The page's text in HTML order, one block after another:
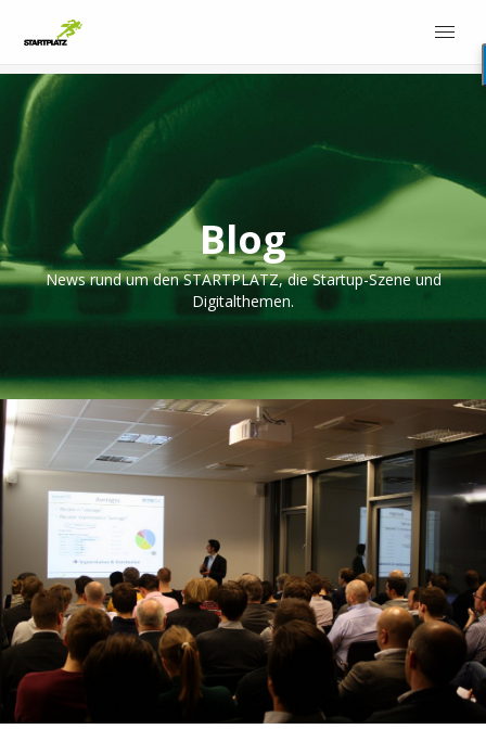
Blog
News rund um den STARTPLATZ, die Startup-Szene und
Digitalthemen.